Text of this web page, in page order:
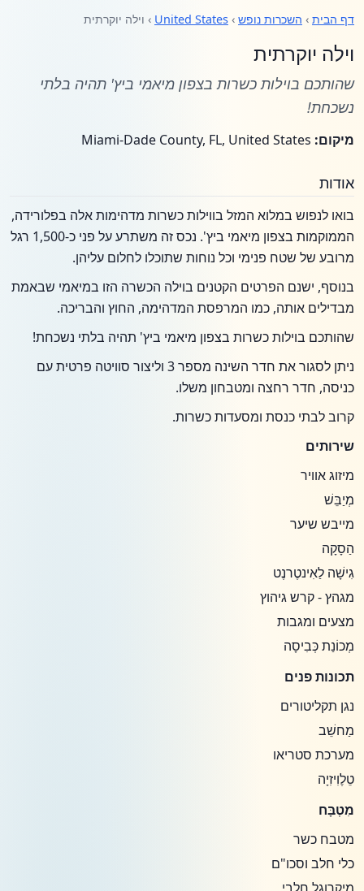
דף הבית › השכרות נופש ›
United States › וילה יוקרתית
וילה יוקרתית
שהותכם בוילות כשרות בצפון מיאמי ביץ' תהיה בלתי
נשכחת!
מיקום:
אודות
בואו לנפוש במלוא המזל בווילות כשרות מדהימות אלה בפלורידה,
הממוקמות בצפון מיאמי ביץ'. נכס זה משתרע על פני כ-1,500 רגל
מרובע של שטח פנימי וכל נוחות שתוכלו לחלום עליהן.
בנוסף, ישנם הפרטים הקטנים בוילה הכשרה הזו במיאמי שבאמת
מבדילים אותה, כמו המרפסת המדהימה, החוץ והבריכה.
שהותכם בוילות כשרות בצפון מיאמי ביץ' תהיה בלתי נשכחת!
ניתן לסגור את חדר השינה מספר 3 וליצור סוויטה פרטית עם
כניסה, חדר רחצה ומטבחון משלו.
קרוב לבתי כנסת ומסעדות כשרות.
שירותים
מיזוג אוויר
מְיַבֵּשׁ
מייבש שיער
הַסָקָה
גִישָׁה לַאִינטֶרנֶט
מגהץ - קרש גיהוץ
מצעים ומגבות
מְכוֹנַת כְּבִיסָה
תכונות פנים
נגן תקליטורים
מַחשֵׁב
מערכת סטריאו
טֵלֶוִיזִיָה
מִטְבָּח
מטבח כשר
כלי חלב וסכו"ם